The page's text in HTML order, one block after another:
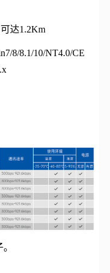
达1.2Km
8/8.1/10/NT4.0/CE